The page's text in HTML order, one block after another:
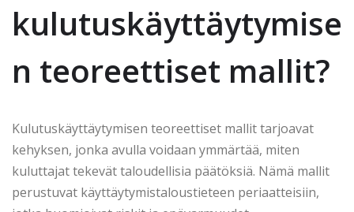
kulutuskäyttäytymise
n teoreettiset mallit?
Kulutuskäyttäytymisen teoreettiset mallit tarjoavat
kehyksen, jonka avulla voidaan ymmärtää, miten
kuluttajat tekevät taloudellisia päätöksiä. Nämä mallit
perustuvat käyttäytymistaloustieteen periaatteisiin,